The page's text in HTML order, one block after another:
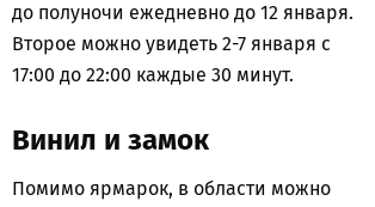
до полуночи ежедневно до 12 января.
Второе можно увидеть 2-7 января с
17:00 до 22:00 каждые 30 минут.
Винил и замок
Помимо ярмарок, в области можно